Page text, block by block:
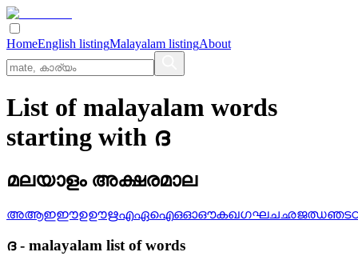
HomeEnglish listingMalayalam listingAbout
List of malayalam words
starting with ദ
മലയാളം അക്ഷരമാല
അആഇഈഉഊഋഎഏഐഒഓഔകഖഗഘചഛജഝഞട
ദ- malayalam list of words